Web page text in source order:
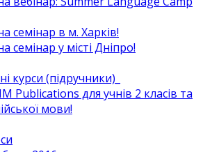
семінар в м. Харків!
семінар у місті Дніпро!
курси (підручники)_
Publications для учнів 2 класів та
мови!